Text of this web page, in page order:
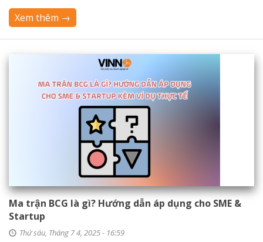
Xem thêm →
Ma trận BCG là gì? Hướng dẫn áp dụng cho SME &
Startup
Thứ sáu, Tháng 7 4, 2025 - 16:59